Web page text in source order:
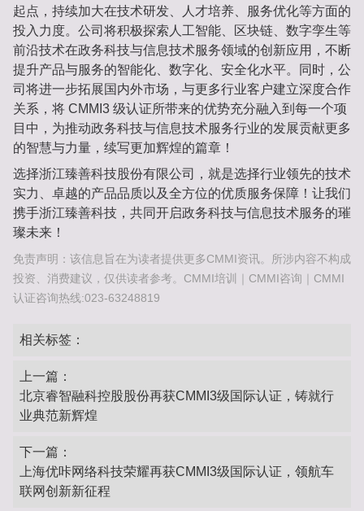
起点，持续加大在技术研发、人才培养、服务优化等方面的
投入力度。公司将积极探索人工智能、区块链、数字孪生等
前沿技术在政务科技与信息技术服务领域的创新应用，不断
提升产品与服务的智能化、数字化、安全化水平。同时，公
司将进一步拓展国内外市场，与更多行业客户建立深度合作
关系，将 CMMI3 级认证所带来的优势充分融入到每一个项
目中，为推动政务科技与信息技术服务行业的发展贡献更多
的智慧与力量，续写更加辉煌的篇章！
选择浙江臻善科技股份有限公司，就是选择行业领先的技术
实力、卓越的产品品质以及全方位的优质服务保障！让我们
携手浙江臻善科技，共同开启政务科技与信息技术服务的璀
璨未来！
免责声明：该信息旨在为读者提供更多CMMI资讯。所涉内容不构成
投资、消费建议，仅供读者参考。CMMI培训｜CMMI咨询｜CMMI
认证咨询热线:023-63248819
相关标签：
上一篇：
北京睿智融科控股股份再获CMMI3级国际认证，铸就行
业典范新辉煌
下一篇：
上海优咔网络科技荣耀再获CMMI3级国际认证，领航车
联网创新新征程